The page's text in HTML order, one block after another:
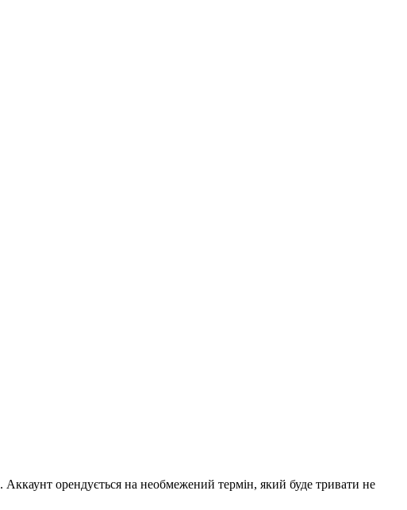
орендується на необмежений термін, який буде тривати не